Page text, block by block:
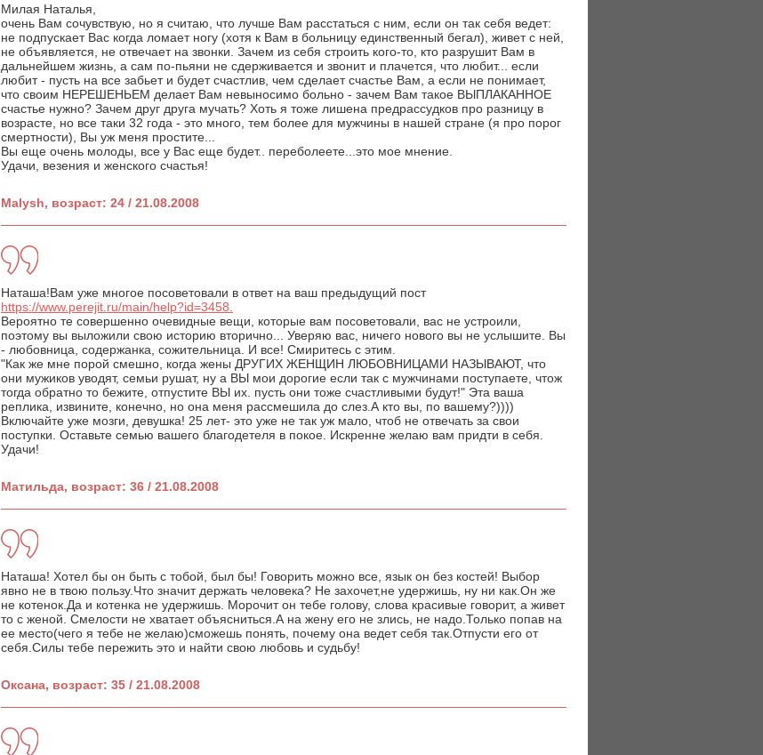
Милая Наталья,
очень Вам сочувствую, но я считаю, что лучше Вам расстаться с ним, если он так себя ведет:
не подпускает Вас когда ломает ногу (хотя к Вам в больницу единственный бегал), живет с ней,
не объявляется, не отвечает на звонки. Зачем из себя строить кого-то, кто разрушит Вам в
дальнейшем жизнь, а сам по-пьяни не сдерживается и звонит и плачется, что любит... если
любит - пусть на все забьет и будет счастлив, чем сделает счастье Вам, а если не понимает,
что своим НЕРЕШЕНЬЕМ делает Вам невыносимо больно - зачем Вам такое ВЫПЛАКАННОЕ
счастье нужно? Зачем друг друга мучать? Хоть я тоже лишена предрассудков про разницу в
возрасте, но все таки 32 года - это много, тем более для мужчины в нашей стране (я про порог
смертности), Вы уж меня простите...
Вы еще очень молоды, все у Вас еще будет.. переболеете...это мое мнение.
Удачи, везения и женского счастья!
Malysh, возраст: 24 / 21.08.2008
Наташа!Вам уже многое посоветовали в ответ на ваш предыдущий пост
https://www.perejit.ru/main/help?id=3458.
Вероятно те совершенно очевидные вещи, которые вам посоветовали, вас не устроили,
поэтому вы выложили свою историю вторично... Уверяю вас, ничего нового вы не услышите. Вы
- любовница, содержанка, сожительница. И все! Смиритесь с этим.
"Как же мне порой смешно, когда жены ДРУГИХ ЖЕНЩИН ЛЮБОВНИЦАМИ НАЗЫВАЮТ, что
они мужиков уводят, семьи рушат, ну а ВЫ мои дорогие если так с мужчинами поступаете, чтож
тогда обратно то бежите, отпустите ВЫ их. пусть они тоже счастливыми будут!" Эта ваша
реплика, извините, конечно, но она меня рассмешила до слез.А кто вы, по вашему?))))
Включайте уже мозги, девушка! 25 лет- это уже не так уж мало, чтоб не отвечать за свои
поступки. Оставьте семью вашего благодетеля в покое. Искренне желаю вам придти в себя.
Удачи!
Матильда, возраст: 36 / 21.08.2008
Наташа! Хотел бы он быть с тобой, был бы! Говорить можно все, язык он без костей! Выбор
явно не в твою пользу.Что значит держать человека? Не захочет,не удержишь, ну ни как.Он же
не котенок.Да и котенка не удержишь. Морочит он тебе голову, слова красивые говорит, а живет
то с женой. Смелости не хватает объясниться.А на жену его не злись, не надо.Только попав на
ее место(чего я тебе не желаю)сможешь понять, почему она ведет себя так.Отпусти его от
себя.Силы тебе пережить это и найти свою любовь и судьбу!
Оксана, возраст: 35 / 21.08.2008